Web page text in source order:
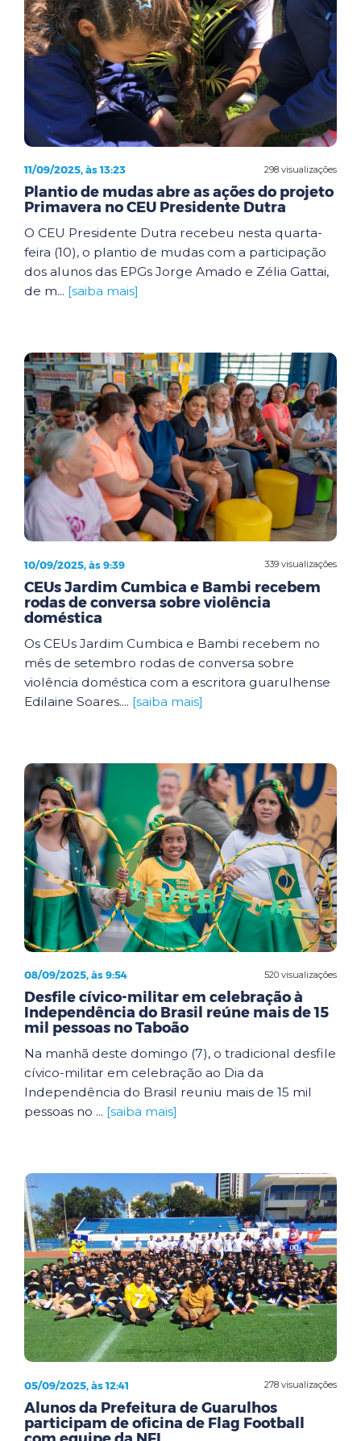
298 visualizações
11/09/2025, às 13:23
Plantio de mudas abre as ações do projeto
Primavera no CEU Presidente Dutra
O CEU Presidente Dutra recebeu nesta quarta-
feira (10), o plantio de mudas com a participação
dos alunos das EPGs Jorge Amado e Zélia Gattai,
de m... [saiba mais]
339 visualizações
10/09/2025, às 9:39
CEUs Jardim Cumbica e Bambi recebem
rodas de conversa sobre violência
doméstica
Os CEUs Jardim Cumbica e Bambi recebem no
mês de setembro rodas de conversa sobre
violência doméstica com a escritora guarulhense
Edilaine Soares.... [saiba mais]
520 visualizações
08/09/2025, às 9:54
Desfile cívico-militar em celebração à
Independência do Brasil reúne mais de 15
mil pessoas no Taboão
Na manhã deste domingo (7), o tradicional desfile
cívico-militar em celebração ao Dia da
Independência do Brasil reuniu mais de 15 mil
pessoas no ... [saiba mais]
278 visualizações
05/09/2025, às 12:41
Alunos da Prefeitura de Guarulhos
participam de oficina de Flag Football